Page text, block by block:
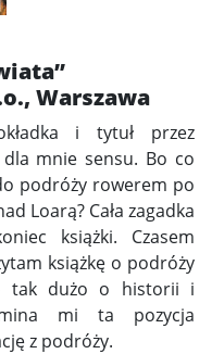
Warszawa
i tytuł przez
mnie sensu. Bo co
podróży rowerem po
Loarą? Cała zagadka
książki. Czasem
książkę o podróży
tak dużo o historii i
mi ta pozycja
z podróży.